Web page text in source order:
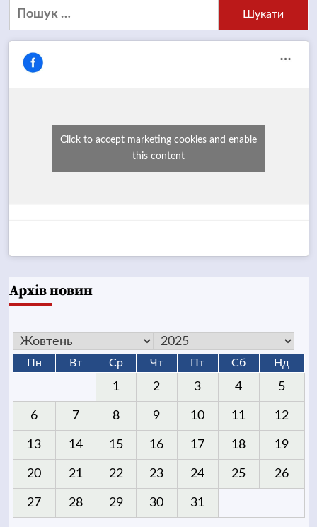
Пошук:
Click to accept marketing cookies and enable
this content
Архів новин
Пн Вт Ср Чт Пт Сб Нд
1 2 3 4 5
6 7 8 9 10 11 12
13 14 15 16 17 18 19
20 21 22 23 24 25 26
27 28 29 30 31